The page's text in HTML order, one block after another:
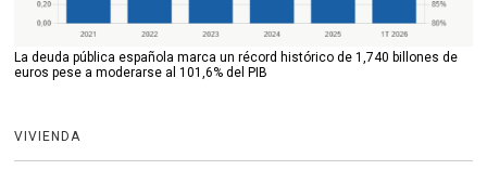
La deuda pública española marca un récord histórico de 1,740 billones de
euros pese a moderarse al 101,6% del PIB
VIVIENDA